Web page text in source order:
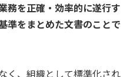
務を正確・効率的に遂行す
準をまとめた文書のことで
く、組織として標準化され